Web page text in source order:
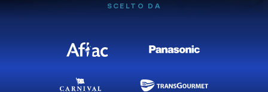
SCELTO DA